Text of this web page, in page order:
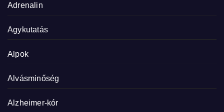
Adrenalin
Agykutatás
Alpok
Alvásminőség
Alzheimer-kór